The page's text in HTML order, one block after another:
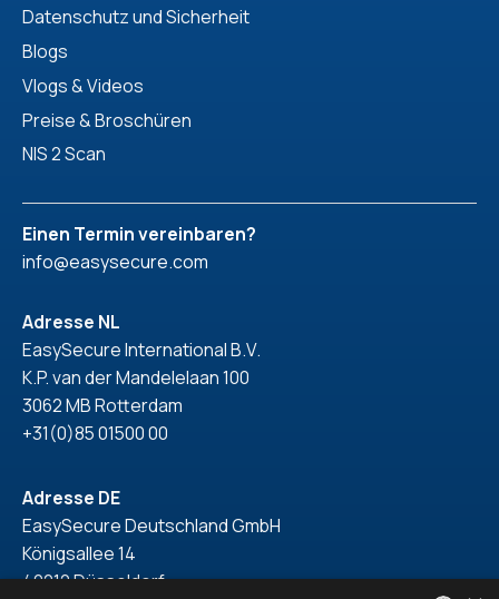
Datenschutz und Sicherheit
Blogs
Vlogs & Videos
Preise & Broschüren
NIS 2 Scan
Einen Termin vereinbaren?
info@easysecure.com
Adresse NL
EasySecure International B.V.
K.P. van der Mandelelaan 100
3062 MB Rotterdam
+31(0)85 01500 00
Adresse DE
EasySecure Deutschland GmbH
Königsallee 14
40212 Düsseldorf